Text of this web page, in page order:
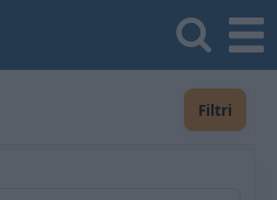
Filtri